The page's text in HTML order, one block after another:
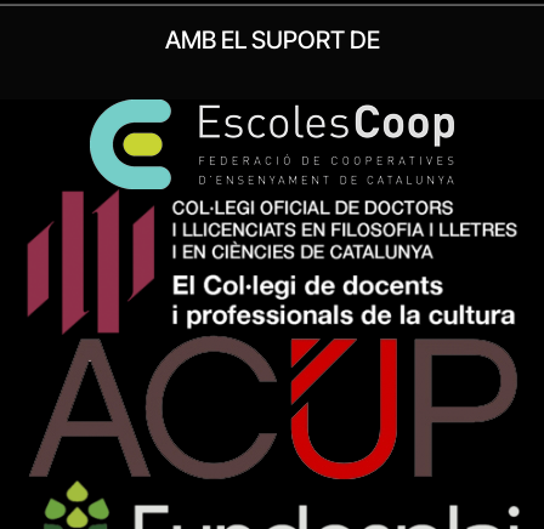
AMB EL SUPORT DE